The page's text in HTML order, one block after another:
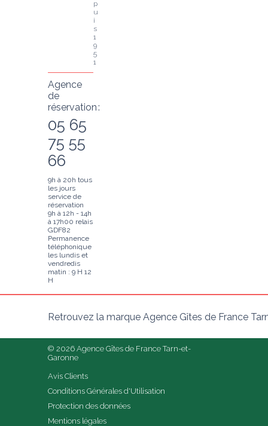
p
u
i
s
1
9
5
1
Agence
de
réservation :
05 65
75 55
66
9h à 20h tous
les jours
service de
réservation
9h à 12h - 14h
à 17h00 relais
GDF82
Permanence
téléphonique
les lundis et
vendredis
matin : 9 H 12
H
Retrouvez la marque Agence Gîtes de France
© 2026 Agence Gîtes de France Tarn-et-
Garonne
Avis Clients
Conditions Générales d'Utilisation
Protection des données
Mentions légales